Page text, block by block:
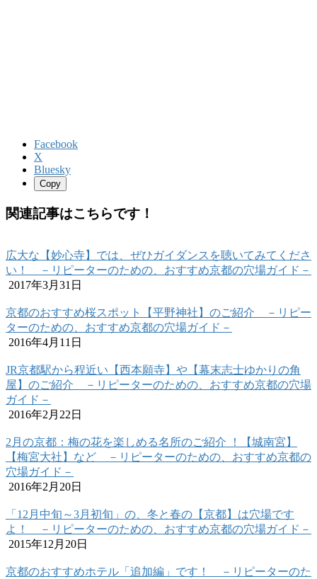
Facebook
X
Bluesky
Copy
関連記事はこちらです！
広大な【妙心寺】では、ぜひガイダンスを聴いてみてくださ
い！ －リピーターのための、おすすめ京都の穴場ガイド－
2017年3月31日
京都のおすすめ桜スポット【平野神社】のご紹介 －リピー
ターのための、おすすめ京都の穴場ガイド－
2016年4月11日
JR京都駅から程近い【西本願寺】や【幕末志士ゆかりの角
屋】のご紹介 －リピーターのための、おすすめ京都の穴場
ガイド－
2016年2月22日
2月の京都：梅の花を楽しめる名所のご紹介 ！【城南宮】
【梅宮大社】など －リピーターのための、おすすめ京都の
穴場ガイド－
2016年2月20日
「12月中旬～3月初旬」の、冬と春の【京都】は穴場です
よ！ －リピーターのための、おすすめ京都の穴場ガイド－
2015年12月20日
京都のおすすめホテル「追加編」です！ －リピーターのた